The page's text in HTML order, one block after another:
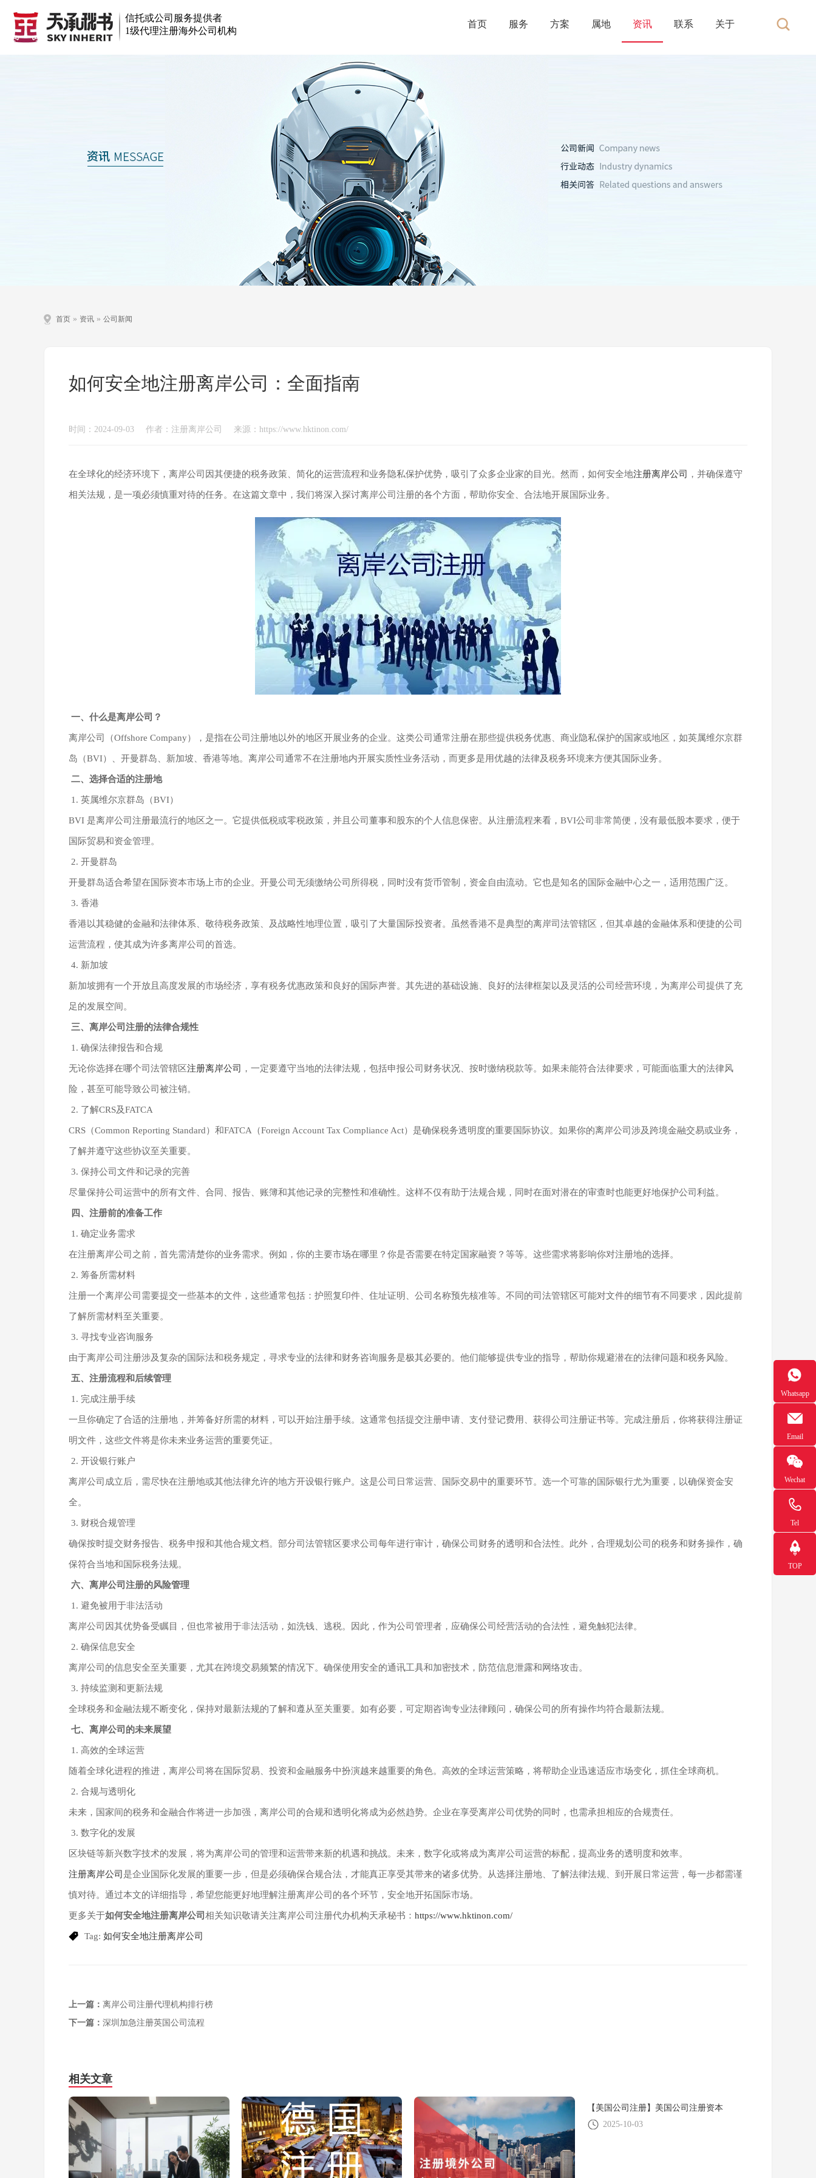
信托或公司服务提供者
1级代理注册海外公司机构
首页 服务 方案 属地 资讯 联系 关于
首页 » 资讯 » 公司新闻
如何安全地注册离岸公司：全面指南
时间：2024-09-03 作者：注册离岸公司 来源：https://www.hktinon.com/
在全球化的经济环境下，离岸公司因其便捷的税务政策、简化的运营流程和业务隐私保护优势，吸引了众多企业家的目光。然而，如何安全地注册离岸公司 ，并确保遵守
相关法规，是一项必须慎重对待的任务。在这篇文章中，我们将深入探讨离岸公司注册的各个方面，帮助你安全、合法地开展国际业务。
一、什么是离岸公司？
离岸公司（Offshore Company），是指在公司注册地以外的地区开展业务的企业。这类公司通常注册在那些提供税务优惠、商业隐私保护的国家或地区，如英属维尔京群
岛（BVI）、开曼群岛、新加坡、香港等地。离岸公司通常不在注册地内开展实质性业务活动，而更多是用优越的法律及税务环境来方便其国际业务。
二、选择合适的注册地
1. 英属维尔京群岛（BVI）
BVI 是离岸公司注册最流行的地区之一。它提供低税或零税政策，并且公司董事和股东的个人信息保密。从注册流程来看，BVI公司非常简便，没有最低股本要求，便于
国际贸易和资金管理。
2. 开曼群岛
开曼群岛适合希望在国际资本市场上市的企业。开曼公司无须缴纳公司所得税，同时没有货币管制，资金自由流动。它也是知名的国际金融中心之一，适用范围广泛。
3. 香港
香港以其稳健的金融和法律体系、敬待税务政策、及战略性地理位置，吸引了大量国际投资者。虽然香港不是典型的离岸司法管辖区，但其卓越的金融体系和便捷的公司
运营流程，使其成为许多离岸公司的首选。
4. 新加坡
新加坡拥有一个开放且高度发展的市场经济，享有税务优惠政策和良好的国际声誉。其先进的基础设施、良好的法律框架以及灵活的公司经营环境，为离岸公司提供了充
足的发展空间。
三、离岸公司注册的法律合规性
1. 确保法律报告和合规
无论你选择在哪个司法管辖区注册离岸公司 ，一定要遵守当地的法律法规，包括申报公司财务状况、按时缴纳税款等。如果未能符合法律要求，可能面临重大的法律风
险，甚至可能导致公司被注销。
2. 了解CRS及FATCA
CRS（Common Reporting Standard）和FATCA（Foreign Account Tax Compliance Act）是确保税务透明度的重要国际协议。如果你的离岸公司涉及跨境金融交易或业务，
了解并遵守这些协议至关重要。
3. 保持公司文件和记录的完善
尽量保持公司运营中的所有文件、合同、报告、账簿和其他记录的完整性和准确性。这样不仅有助于法规合规，同时在面对潜在的审查时也能更好地保护公司利益。
四、注册前的准备工作
1. 确定业务需求
在注册离岸公司之前，首先需清楚你的业务需求。例如，你的主要市场在哪里？你是否需要在特定国家融资？等等。这些需求将影响你对注册地的选择。
2. 筹备所需材料
注册一个离岸公司需要提交一些基本的文件，这些通常包括：护照复印件、住址证明、公司名称预先核准等。不同的司法管辖区可能对文件的细节有不同要求，因此提前
了解所需材料至关重要。
3. 寻找专业咨询服务
由于离岸公司注册涉及复杂的国际法和税务规定，寻求专业的法律和财务咨询服务是极其必要的。他们能够提供专业的指导，帮助你规避潜在的法律问题和税务风险。
五、注册流程和后续管理
1. 完成注册手续
一旦你确定了合适的注册地，并筹备好所需的材料，可以开始注册手续。这通常包括提交注册申请、支付登记费用、获得公司注册证书等。完成注册后，你将获得注册证
明文件，这些文件将是你未来业务运营的重要凭证。
2. 开设银行账户
离岸公司成立后，需尽快在注册地或其他法律允许的地方开设银行账户。这是公司日常运营、国际交易中的重要环节。选一个可靠的国际银行尤为重要，以确保资金安
全。
3. 财税合规管理
确保按时提交财务报告、税务申报和其他合规文档。部分司法管辖区要求公司每年进行审计，确保公司财务的透明和合法性。此外，合理规划公司的税务和财务操作，确
保符合当地和国际税务法规。
六、离岸公司注册的风险管理
1. 避免被用于非法活动
离岸公司因其优势备受瞩目，但也常被用于非法活动，如洗钱、逃税。因此，作为公司管理者，应确保公司经营活动的合法性，避免触犯法律。
2. 确保信息安全
离岸公司的信息安全至关重要，尤其在跨境交易频繁的情况下。确保使用安全的通讯工具和加密技术，防范信息泄露和网络攻击。
3. 持续监测和更新法规
全球税务和金融法规不断变化，保持对最新法规的了解和遵从至关重要。如有必要，可定期咨询专业法律顾问，确保公司的所有操作均符合最新法规。
七、离岸公司的未来展望
1. 高效的全球运营
随着全球化进程的推进，离岸公司将在国际贸易、投资和金融服务中扮演越来越重要的角色。高效的全球运营策略，将帮助企业迅速适应市场变化，抓住全球商机。
2. 合规与透明化
未来，国家间的税务和金融合作将进一步加强，离岸公司的合规和透明化将成为必然趋势。企业在享受离岸公司优势的同时，也需承担相应的合规责任。
3. 数字化的发展
区块链等新兴数字技术的发展，将为离岸公司的管理和运营带来新的机遇和挑战。未来，数字化或将成为离岸公司运营的标配，提高业务的透明度和效率。
注册离岸公司 是企业国际化发展的重要一步，但是必须确保合规合法，才能真正享受其带来的诸多优势。从选择注册地、了解法律法规、到开展日常运营，每一步都需谨
慎对待。通过本文的详细指导，希望您能更好地理解注册离岸公司的各个环节，安全地开拓国际市场。
更多关于如何安全地注册离岸公司 相关知识敬请关注离岸公司注册代办机构天承秘书： https://www.hktinon.com/
Tag: 如何安全地注册离岸公司
上一篇： 离岸公司注册代理机构排行榜
下一篇： 深圳加急注册英国公司流程
相关文章
【美国公司注册】美国公司注册资本
2025-10-03
Whatsapp
Email
Wechat
Tel
TOP